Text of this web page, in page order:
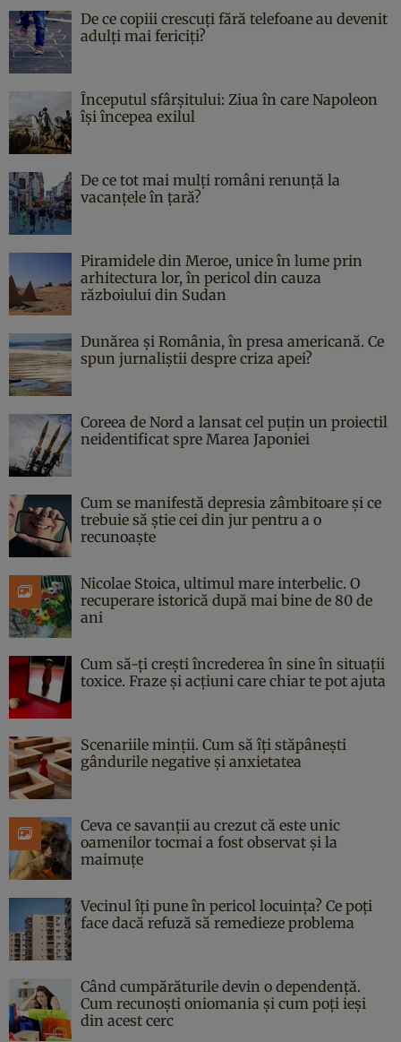
De ce copiii crescuți fără telefoane au devenit
adulți mai fericiți?
Începutul sfârşitului: Ziua în care Napoleon
îşi începea exilul
De ce tot mai mulți români renunță la
vacanțele în țară?
Piramidele din Meroe, unice în lume prin
arhitectura lor, în pericol din cauza
războiului din Sudan
Dunărea și România, în presa americană. Ce
spun jurnaliștii despre criza apei?
Coreea de Nord a lansat cel puțin un proiectil
neidentificat spre Marea Japoniei
Cum se manifestă depresia zâmbitoare și ce
trebuie să știe cei din jur pentru a o
recunoaște
Nicolae Stoica, ultimul mare interbelic. O
recuperare istorică după mai bine de 80 de
ani
Cum să-ți crești încrederea în sine în situații
toxice. Fraze și acțiuni care chiar te pot ajuta
Scenariile minții. Cum să îți stăpânești
gândurile negative și anxietatea
Ceva ce savanții au crezut că este unic
oamenilor tocmai a fost observat și la
maimuțe
Vecinul îți pune în pericol locuința? Ce poți
face dacă refuză să remedieze problema
Când cumpărăturile devin o dependență.
Cum recunoști oniomania și cum poți ieși
din acest cerc